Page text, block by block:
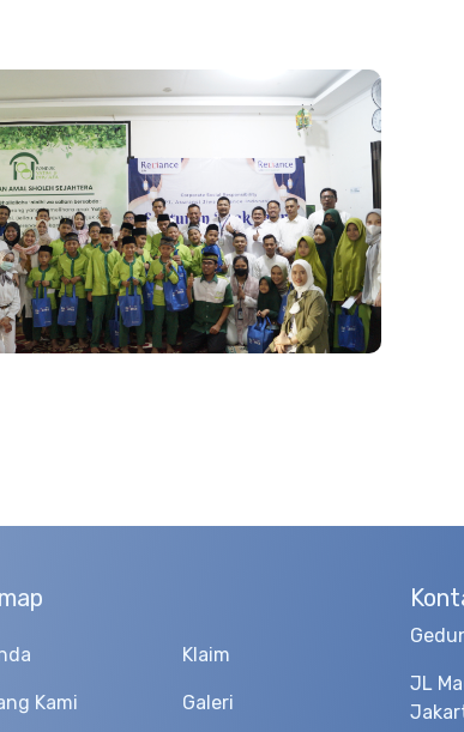
Klaim
Kami Galeri
JL